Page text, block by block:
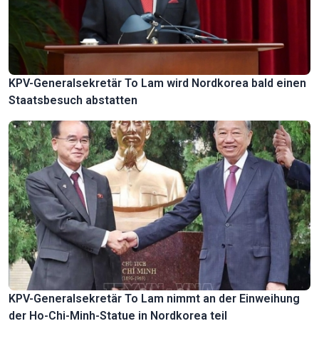
KPV-Generalsekretär To Lam wird Nordkorea bald einen
Staatsbesuch abstatten
KPV-Generalsekretär To Lam nimmt an der Einweihung
der Ho-Chi-Minh-Statue in Nordkorea teil